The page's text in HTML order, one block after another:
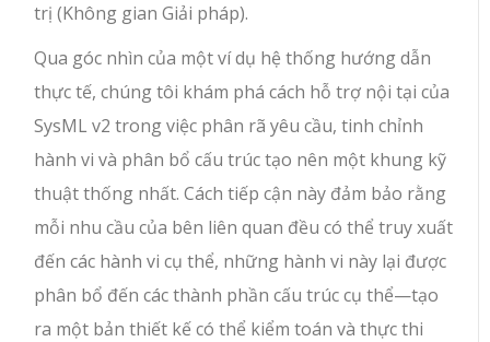
trị (Không gian Giải pháp).
Qua góc nhìn của một ví dụ hệ thống hướng dẫn
thực tế, chúng tôi khám phá cách hỗ trợ nội tại của
SysML v2 trong việc phân rã yêu cầu, tinh chỉnh
hành vi và phân bổ cấu trúc tạo nên một khung kỹ
thuật thống nhất. Cách tiếp cận này đảm bảo rằng
mỗi nhu cầu của bên liên quan đều có thể truy xuất
đến các hành vi cụ thể, những hành vi này lại được
phân bổ đến các thành phần cấu trúc cụ thể—tạo
ra một bản thiết kế có thể kiểm toán và thực thi